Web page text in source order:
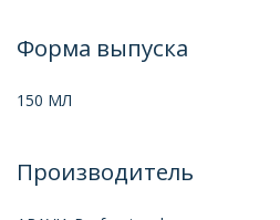
Форма выпуска
150 МЛ
Производитель